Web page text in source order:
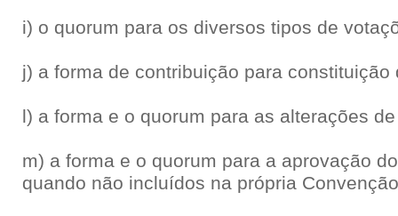
i) o quorum para os diversos tipos de
j) a forma de contribuição para constituição
l) a forma e o quorum para as alterações
m) a forma e o quorum para a aprovação
quando não incluídos na própria